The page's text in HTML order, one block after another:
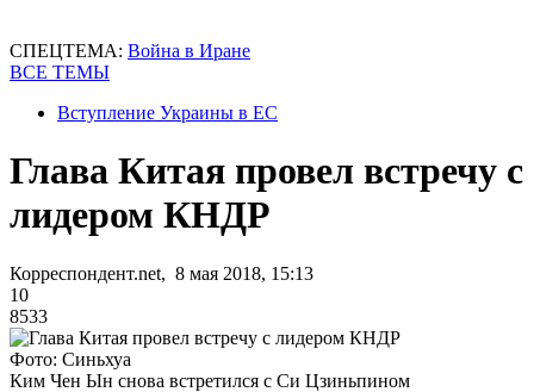
СПЕЦТЕМА: Война в Иране
ВСЕ ТЕМЫ
Вступление Украины в ЕС
Глава Китая провел встречу с
лидером КНДР
Корреспондент.net, 8 мая 2018, 15:13
10
8533
Фото: Синьхуа
Ким Чен Ын снова встретился с Си Цзиньпином